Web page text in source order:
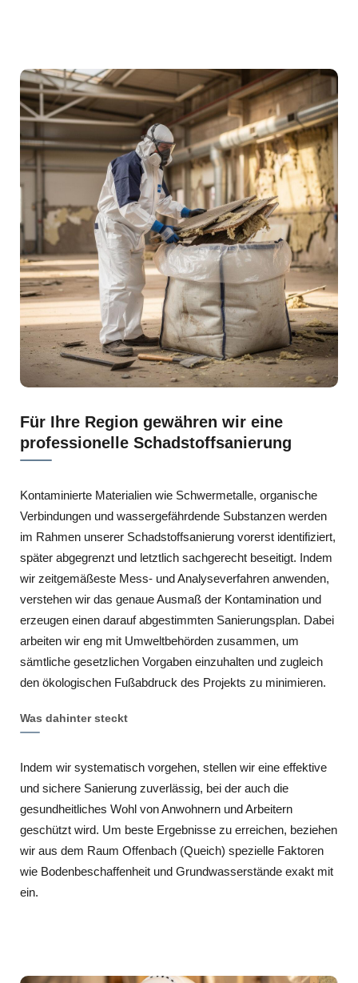
Für Ihre Region gewähren wir eine
professionelle Schadstoffsanierung
Kontaminierte Materialien wie Schwermetalle, organische
Verbindungen und wassergefährdende Substanzen werden
im Rahmen unserer Schadstoffsanierung vorerst identifiziert,
später abgegrenzt und letztlich sachgerecht beseitigt. Indem
wir zeitgemäßeste Mess- und Analyseverfahren anwenden,
verstehen wir das genaue Ausmaß der Kontamination und
erzeugen einen darauf abgestimmten Sanierungsplan. Dabei
arbeiten wir eng mit Umweltbehörden zusammen, um
sämtliche gesetzlichen Vorgaben einzuhalten und zugleich
den ökologischen Fußabdruck des Projekts zu minimieren.
Was dahinter steckt
Indem wir systematisch vorgehen, stellen wir eine effektive
und sichere Sanierung zuverlässig, bei der auch die
gesundheitliches Wohl von Anwohnern und Arbeitern
geschützt wird. Um beste Ergebnisse zu erreichen, beziehen
wir aus dem Raum Offenbach (Queich) spezielle Faktoren
wie Bodenbeschaffenheit und Grundwasserstände exakt mit
ein.